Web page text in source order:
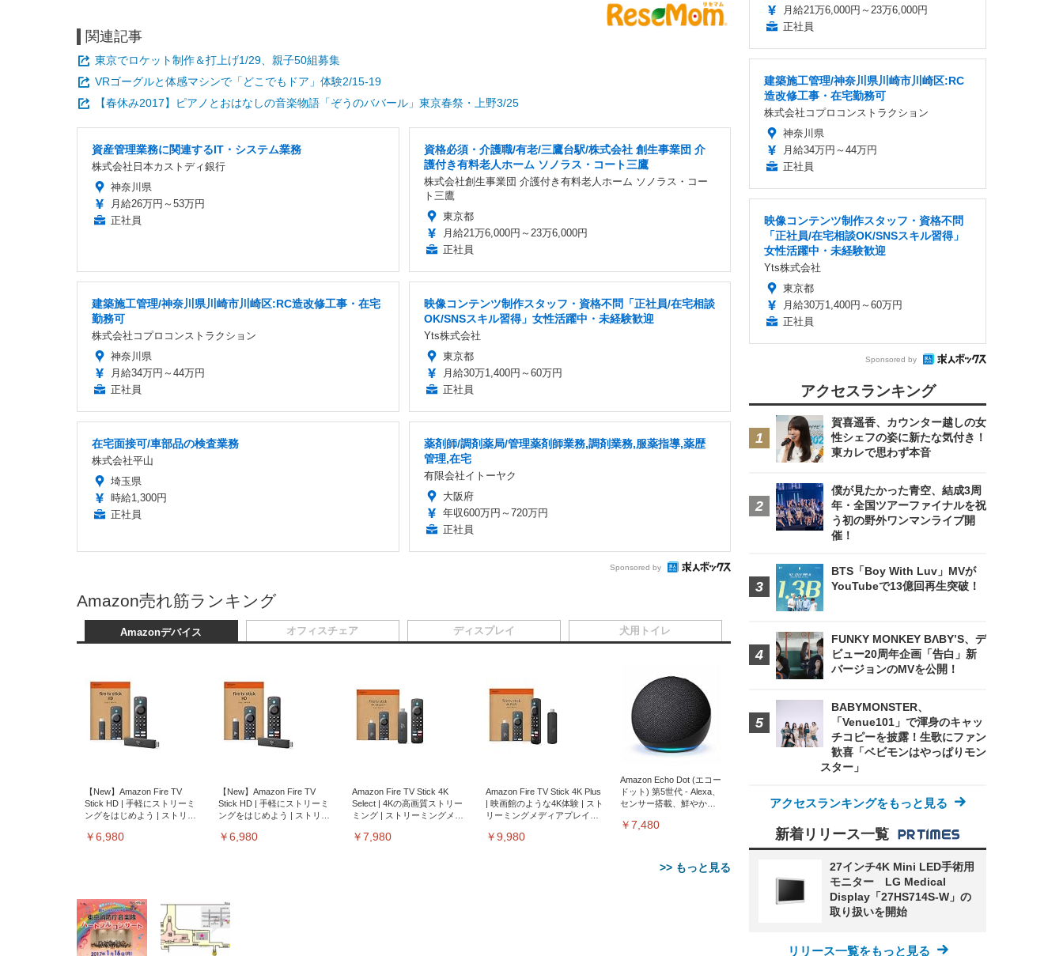
関連記事
東京でロケット制作＆打上げ1/29、親子50組募集
VRゴーグルと体感マシンで「どこでもドア」体験2/15-19
【春休み2017】ピアノとおはなしの音楽物語「ぞうのババール」東京春祭・上野3/25
資産管理業務に関連するIT・システム業務
株式会社日本カストディ銀行
神奈川県
月給26万円～53万円
正社員
資格必須・介護職/有老/三鷹台駅/株式会社 創生事業団 介
護付き有料老人ホーム ソノラス・コート三鷹
株式会社創生事業団 介護付き有料老人ホーム ソノラス・コー
ト三鷹
東京都
月給21万6,000円～23万6,000円
正社員
建築施工管理/神奈川県川崎市川崎区:RC造改修工事・在宅
勤務可
株式会社コプロコンストラクション
神奈川県
月給34万円～44万円
正社員
映像コンテンツ制作スタッフ・資格不問「正社員/在宅相談
OK/SNSスキル習得」女性活躍中・未経験歓迎
Yts株式会社
東京都
月給30万1,400円～60万円
正社員
在宅面接可/車部品の検査業務
株式会社平山
埼玉県
時給1,300円
正社員
薬剤師/調剤薬局/管理薬剤師業務,調剤業務,服薬指導,薬歴
管理,在宅
有限会社イトーヤク
大阪府
年収600万円～720万円
正社員
Sponsored by
Amazon売れ筋ランキング
Amazonデバイス
【New】Amazon Fire TV
Stick HD | 手軽にストリーミ
ングをはじめよう | ストリー
￥6,980
【New】Amazon Fire TV
Stick HD | 手軽にストリーミ
ングをはじめよう | ストリー
￥6,980
Amazon Fire TV Stick 4K
Select | 4Kの高画質ストリー
ミング | ストリーミングメデ
￥7,980
Amazon Fire TV Stick 4K Plus
| 映画館のような4K体験 | スト
リーミングメディアプレイヤ
￥9,980
Amazon Echo Dot (エコー
ドット) 第5世代 - Alexa、
センサー搭載、鮮やかな
￥7,480
>> もっと見る
オフィスチェア ディスプレイ 犬用トイレ
月給21万6,000円～23万6,000円
正社員
建築施工管理/神奈川県川崎市川崎区:RC
造改修工事・在宅勤務可
株式会社コプロコンストラクション
神奈川県
月給34万円～44万円
正社員
映像コンテンツ制作スタッフ・資格不問
「正社員/在宅相談OK/SNSスキル習得」
女性活躍中・未経験歓迎
Yts株式会社
東京都
月給30万1,400円～60万円
正社員
Sponsored by
アクセスランキング
賀喜遥香、カウンター越しの女
性シェフの姿に新たな気付き！
東カレで思わず本音
僕が見たかった青空、結成3周
年・全国ツアーファイナルを祝
う初の野外ワンマンライブ開
催！
BTS「Boy With Luv」MVが
YouTubeで13億回再生突破！
FUNKY MONKEY BΛBY’S、デ
ビュー20周年企画「告白」新
バージョンのMVを公開！
BABYMONSTER、
「Venue101」で渾身のキャッ
チコピーを披露！生歌にファン
歓喜「ベビモンはやっぱりモン
スター」
アクセスランキングをもっと見る
新着リリース一覧
27インチ4K Mini LED手術用
モニター LG Medical
Display「27HS714S-W」の
取り扱いを開始
リリース一覧をもっと見る